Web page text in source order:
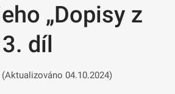
„Dopisy z
díl
04.10.2024)